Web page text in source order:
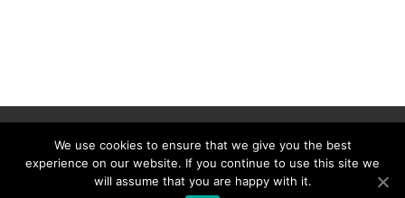
We use cookies to ensure that we give you the best
experience on our website. If you continue to use this site we
will assume that you are happy with it.